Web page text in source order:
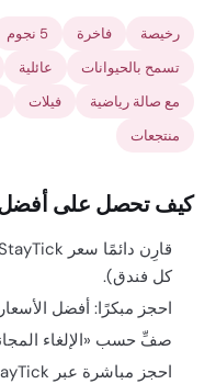
رخيصة فاخرة 5 نجوم
تسمح بالحيوانات
عائلية
مع صالة رياضية
فيلات
منتجعات
كيف تحصل على أفضل
كل فندق).
احجز مبكرًا: أفضل
صفِّ حسب «الإلغاء
احجز مباشرة عبر StayTick لتضمن أدنى سعر نجده.